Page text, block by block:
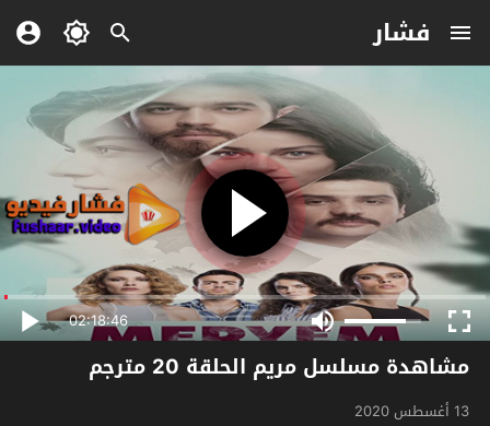
فشار
02:18:46
مشاهدة مسلسل مريم الحلقة 20 مترجم
13 أغسطس 2020